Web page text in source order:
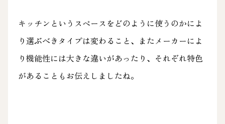
キッチンというスペースをどのように使うのかによ
り選ぶべきタイプは変わること、またメーカーによ
り機能性には大きな違いがあったり、それぞれ特色
があることもお伝えしましたね。